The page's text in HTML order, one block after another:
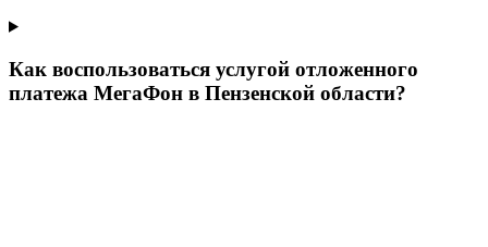
Как воспользоваться услугой отложенного
платежа МегаФон в Пензенской области?